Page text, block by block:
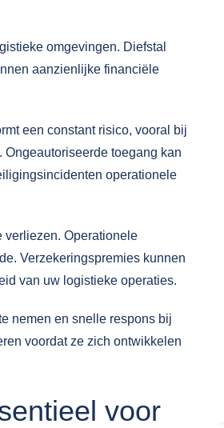
omgevingen. Diefstal
aanzienlijke financiële
een constant risico, vooral bij
toegang kan
operationele
verliezen. Operationele
Verzekeringspremies kunnen
van uw logistieke operaties.
nemen en snelle respons bij
voordat ze zich ontwikkelen
voor